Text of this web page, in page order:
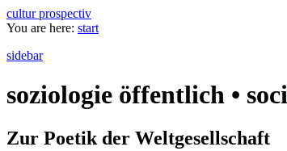
cultur prospectiv
You are here: start
sidebar
soziologie öffentlich •
Zur Poetik der Weltgesellschaft